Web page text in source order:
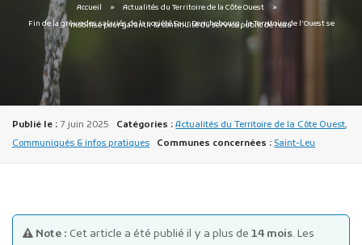
Publicité des actes
Marchés publics
Accueil
Actualités du Territoire de la Côte Ouest
Fin de la grève des salariés de la société Saur Derichebourg : le Territoire de l’Ouest se mobilise pour garantir la continuité du service public de l’eau
Publié le : 7 juin 2025 Catégories : Actualités du Territoire de la Côte Ouest,
Communiqués & infos pratiques
Communes concernées : Saint-Leu
Note : Cet article a été publié il y a plus de 14 mois. Les